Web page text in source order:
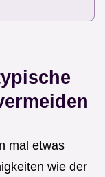
mal etwas
wie der